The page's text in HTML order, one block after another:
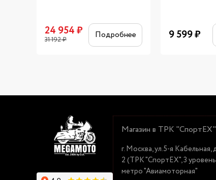
24 954₽
31 192₽ Подробнее 9 599₽
Магазин в ТРК "СпортЕХ"
г. Москва, ул.5-я Кабельная,
2 (ТРК "СпортЕХ", 3
метро "Авиамоторная"